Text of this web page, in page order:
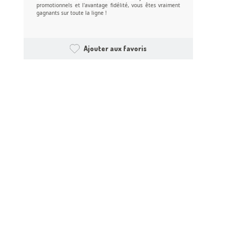
promotionnels et l'avantage fidélité, vous êtes vraiment
gagnants sur toute la ligne !
Ajouter aux favoris